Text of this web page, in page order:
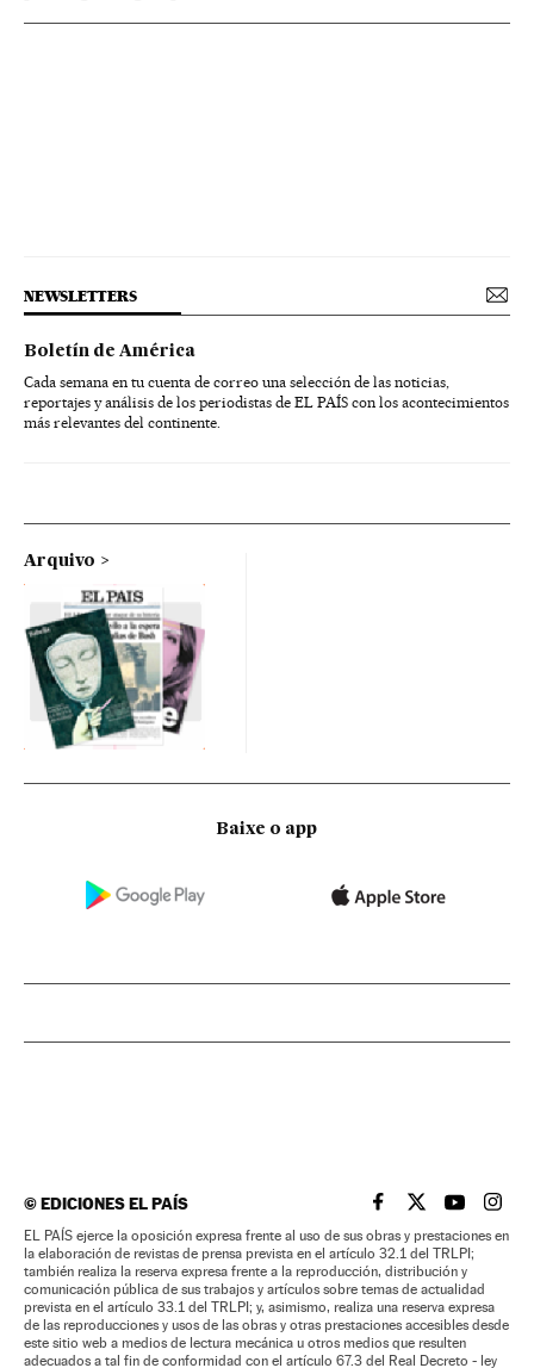
NEWSLETTERS
Boletín de América
Cada semana en tu cuenta de correo una selección de las noticias,
reportajes y análisis de los periodistas de EL PAÍS con los acontecimientos
más relevantes del continente.
Arquivo
Baixe o app
©EDICIONES EL PAÍS EL PAÍS BRASIL EN
EL PAÍSEL PAÍS
EL
EL PAÍS ejerce la oposición expresa frente al uso de sus obras y prestaciones en
la elaboración de revistas de prensa prevista en el artículo 32.1 del TRLPI;
también realiza la reserva expresa frente a la reproducción, distribución y
comunicación pública de sus trabajos y artículos sobre temas de actualidad
prevista en el artículo 33.1 del TRLPI; y, asimismo, realiza una reserva expresa
de las reproducciones y usos de las obras y otras prestaciones accesibles desde
este sitio web a medios de lectura mecánica u otros medios que resulten
adecuados a tal fin de conformidad con el artículo 67.3 del Real Decreto - ley